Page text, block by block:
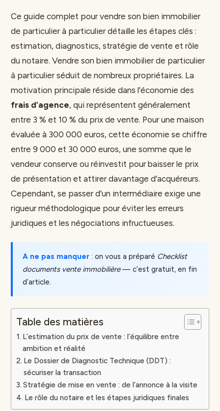
Ce guide complet pour vendre son bien immobilier
de particulier à particulier détaille les étapes clés :
estimation, diagnostics, stratégie de vente et rôle
du notaire. Vendre son bien immobilier de particulier
à particulier séduit de nombreux propriétaires. La
motivation principale réside dans l’économie des
frais d’agence, qui représentent généralement
entre 3 % et 10 % du prix de vente. Pour une maison
évaluée à 300 000 euros, cette économie se chiffre
entre 9 000 et 30 000 euros, une somme que le
vendeur conserve ou réinvestit pour baisser le prix
de présentation et attirer davantage d’acquéreurs.
Cependant, se passer d’un intermédiaire exige une
rigueur méthodologique pour éviter les erreurs
juridiques et les négociations infructueuses.
A ne pas manquer : on vous a préparé Checklist
documents vente immobilière— c’est gratuit, en fin
d’article.
Table des matières
L’estimation du prix de vente : l’équilibre entre
ambition et réalité
Le Dossier de Diagnostic Technique (DDT) :
sécuriser la transaction
Stratégie de mise en vente : de l’annonce à la visite
Le rôle du notaire et les étapes juridiques finales